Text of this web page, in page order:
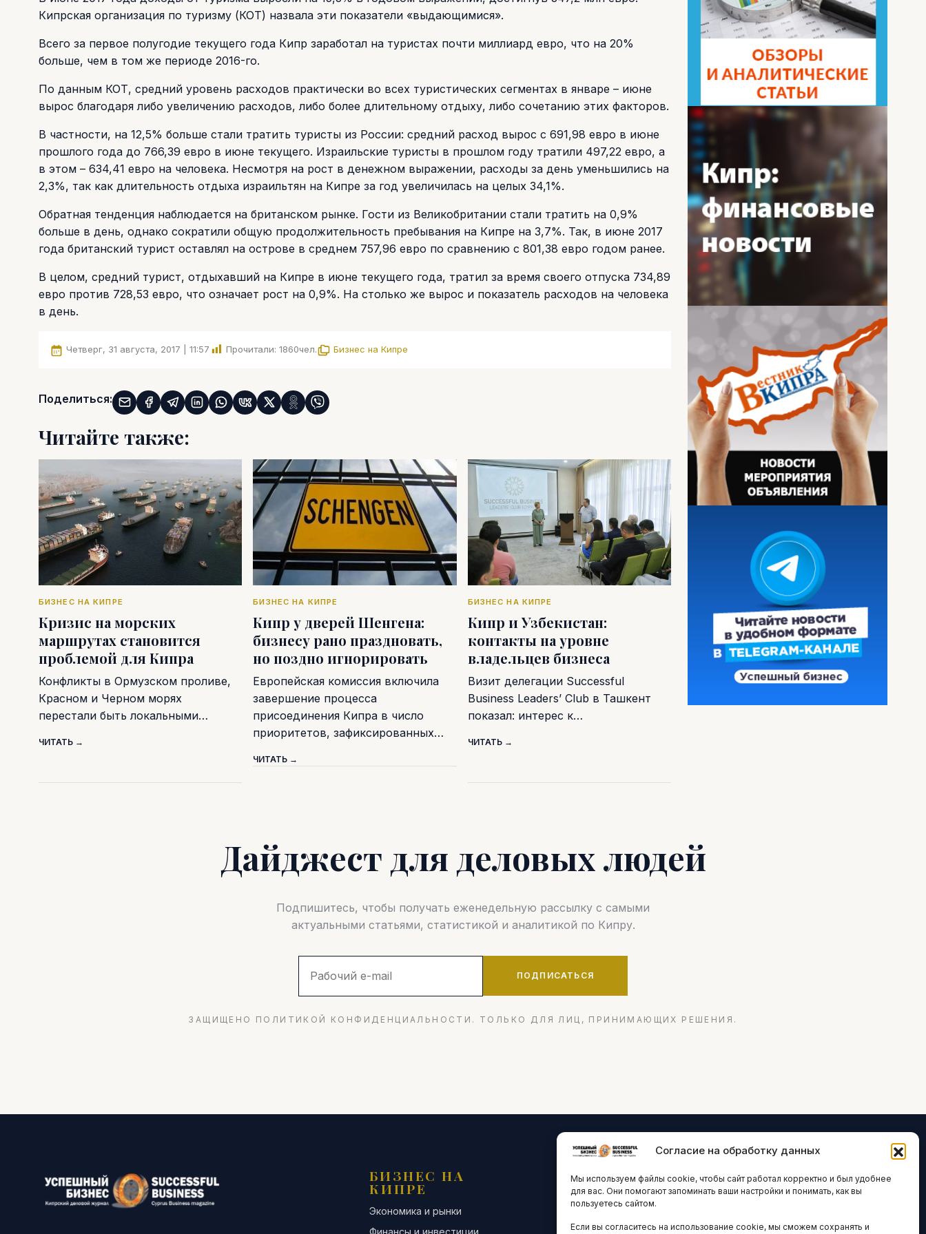
Согласие на обработку данных
Мы используем файлы cookie, чтобы сайт работал корректно и был удобнее
для вас. Они помогают запоминать ваши настройки и понимать, как вы
пользуетесь сайтом.
Если вы согласитесь на использование cookie, мы сможем сохранять и
Кипрская организация по туризму (КОТ) назвала эти показатели «выдающимися».
Всего за первое полугодие текущего года Кипр заработал на туристах почти миллиард евро, что на 20%
больше, чем в том же периоде 2016-го.
По данным КОТ, средний уровень расходов практически во всех туристических сегментах в январе – июне
вырос благодаря либо увеличению расходов, либо более длительному отдыху, либо сочетанию этих факторов.
В частности, на 12,5% больше стали тратить туристы из России: средний расход вырос с 691,98 евро в июне
прошлого года до 766,39 евро в июне текущего. Израильские туристы в прошлом году тратили 497,22 евро, а
в этом – 634,41 евро на человека. Несмотря на рост в денежном выражении, расходы за день уменьшились на
2,3%, так как длительность отдыха израильтян на Кипре за год увеличилась на целых 34,1%.
Обратная тенденция наблюдается на британском рынке. Гости из Великобритании стали тратить на 0,9%
больше в день, однако сократили общую продолжительность пребывания на Кипре на 3,7%. Так, в июне 2017
года британский турист оставлял на острове в среднем 757,96 евро по сравнению с 801,38 евро годом ранее.
В целом, средний турист, отдыхавший на Кипре в июне текущего года, тратил за время своего отпуска 734,89
евро против 728,53 евро, что означает рост на 0,9%. На столько же вырос и показатель расходов на человека
в день.
Четверг, 31 августа, 2017 | 11:57 Прочитали: 1860чел. Бизнес на Кипре
Поделиться:
Читайте также:
БИЗНЕС НА КИПРЕ
Кризис на морских
маршрутах становится
проблемой для Кипра
Конфликты в Ормузском проливе,
Красном и Черном морях
перестали быть локальными…
ЧИТАТЬ →
БИЗНЕС НА КИПРЕ
Кипр у дверей Шенгена:
бизнесу рано праздновать,
но поздно игнорировать
Европейская комиссия включила
завершение процесса
присоединения Кипра в число
приоритетов, зафиксированных…
ЧИТАТЬ →
БИЗНЕС НА КИПРЕ
Кипр и Узбекистан:
контакты на уровне
владельцев бизнеса
Визит делегации Successful
Business Leaders’ Club в Ташкент
показал: интерес к…
ЧИТАТЬ →
Дайджест для деловых людей
Подпишитесь, чтобы получать еженедельную рассылку с самыми
актуальными статьями, статистикой и аналитикой по Кипру.
ПОДПИСАТЬСЯ
ЗАЩИЩЕНО ПОЛИТИКОЙ КОНФИДЕНЦИАЛЬНОСТИ. ТОЛЬКО ДЛЯ ЛИЦ, ПРИНИМАЮЩИХ РЕШЕНИЯ.
БИЗНЕС НА
КИПРЕ
Экономика и рынки
Финансы и инвестиции
ТЕХНОЛОГИИ И
ИННОВАЦИИ
Стартапы и исследования
Цифровая экономика
ARTICLES IN
ENGLISH